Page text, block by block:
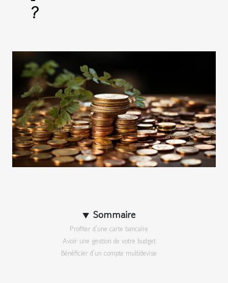
?
Sommaire
Profiter d’une carte bancaire
Avoir une gestion de votre budget
Bénéficier d’un compte multidevise